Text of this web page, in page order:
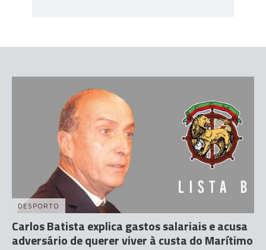
DESPORTO
Carlos Batista explica gastos salariais e acusa
adversário de querer viver à custa do Marítimo